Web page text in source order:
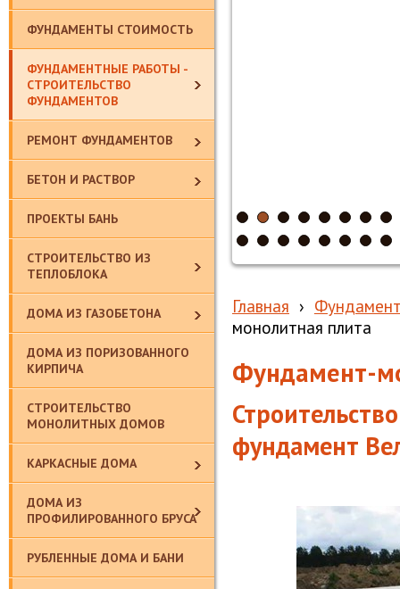
ФУНДАМЕНТЫ СТОИМОСТЬ
ФУНДАМЕНТНЫЕ РАБОТЫ -
СТРОИТЕЛЬСТВО
ФУНДАМЕНТОВ
РЕМОНТ ФУНДАМЕНТОВ
БЕТОН И РАСТВОР
ПРОЕКТЫ БАНЬ
СТРОИТЕЛЬСТВО ИЗ
ТЕПЛОБЛОКА
ДОМА ИЗ ГАЗОБЕТОНА
ДОМА ИЗ ПОРИЗОВАННОГО
КИРПИЧА
СТРОИТЕЛЬСТВО
МОНОЛИТНЫХ ДОМОВ
КАРКАСНЫЕ ДОМА
ДОМА ИЗ
ПРОФИЛИРОВАННОГО БРУСА
РУБЛЕННЫЕ ДОМА И БАНИ
Главная ›
монолитная плита
Фундамент-
фундамент